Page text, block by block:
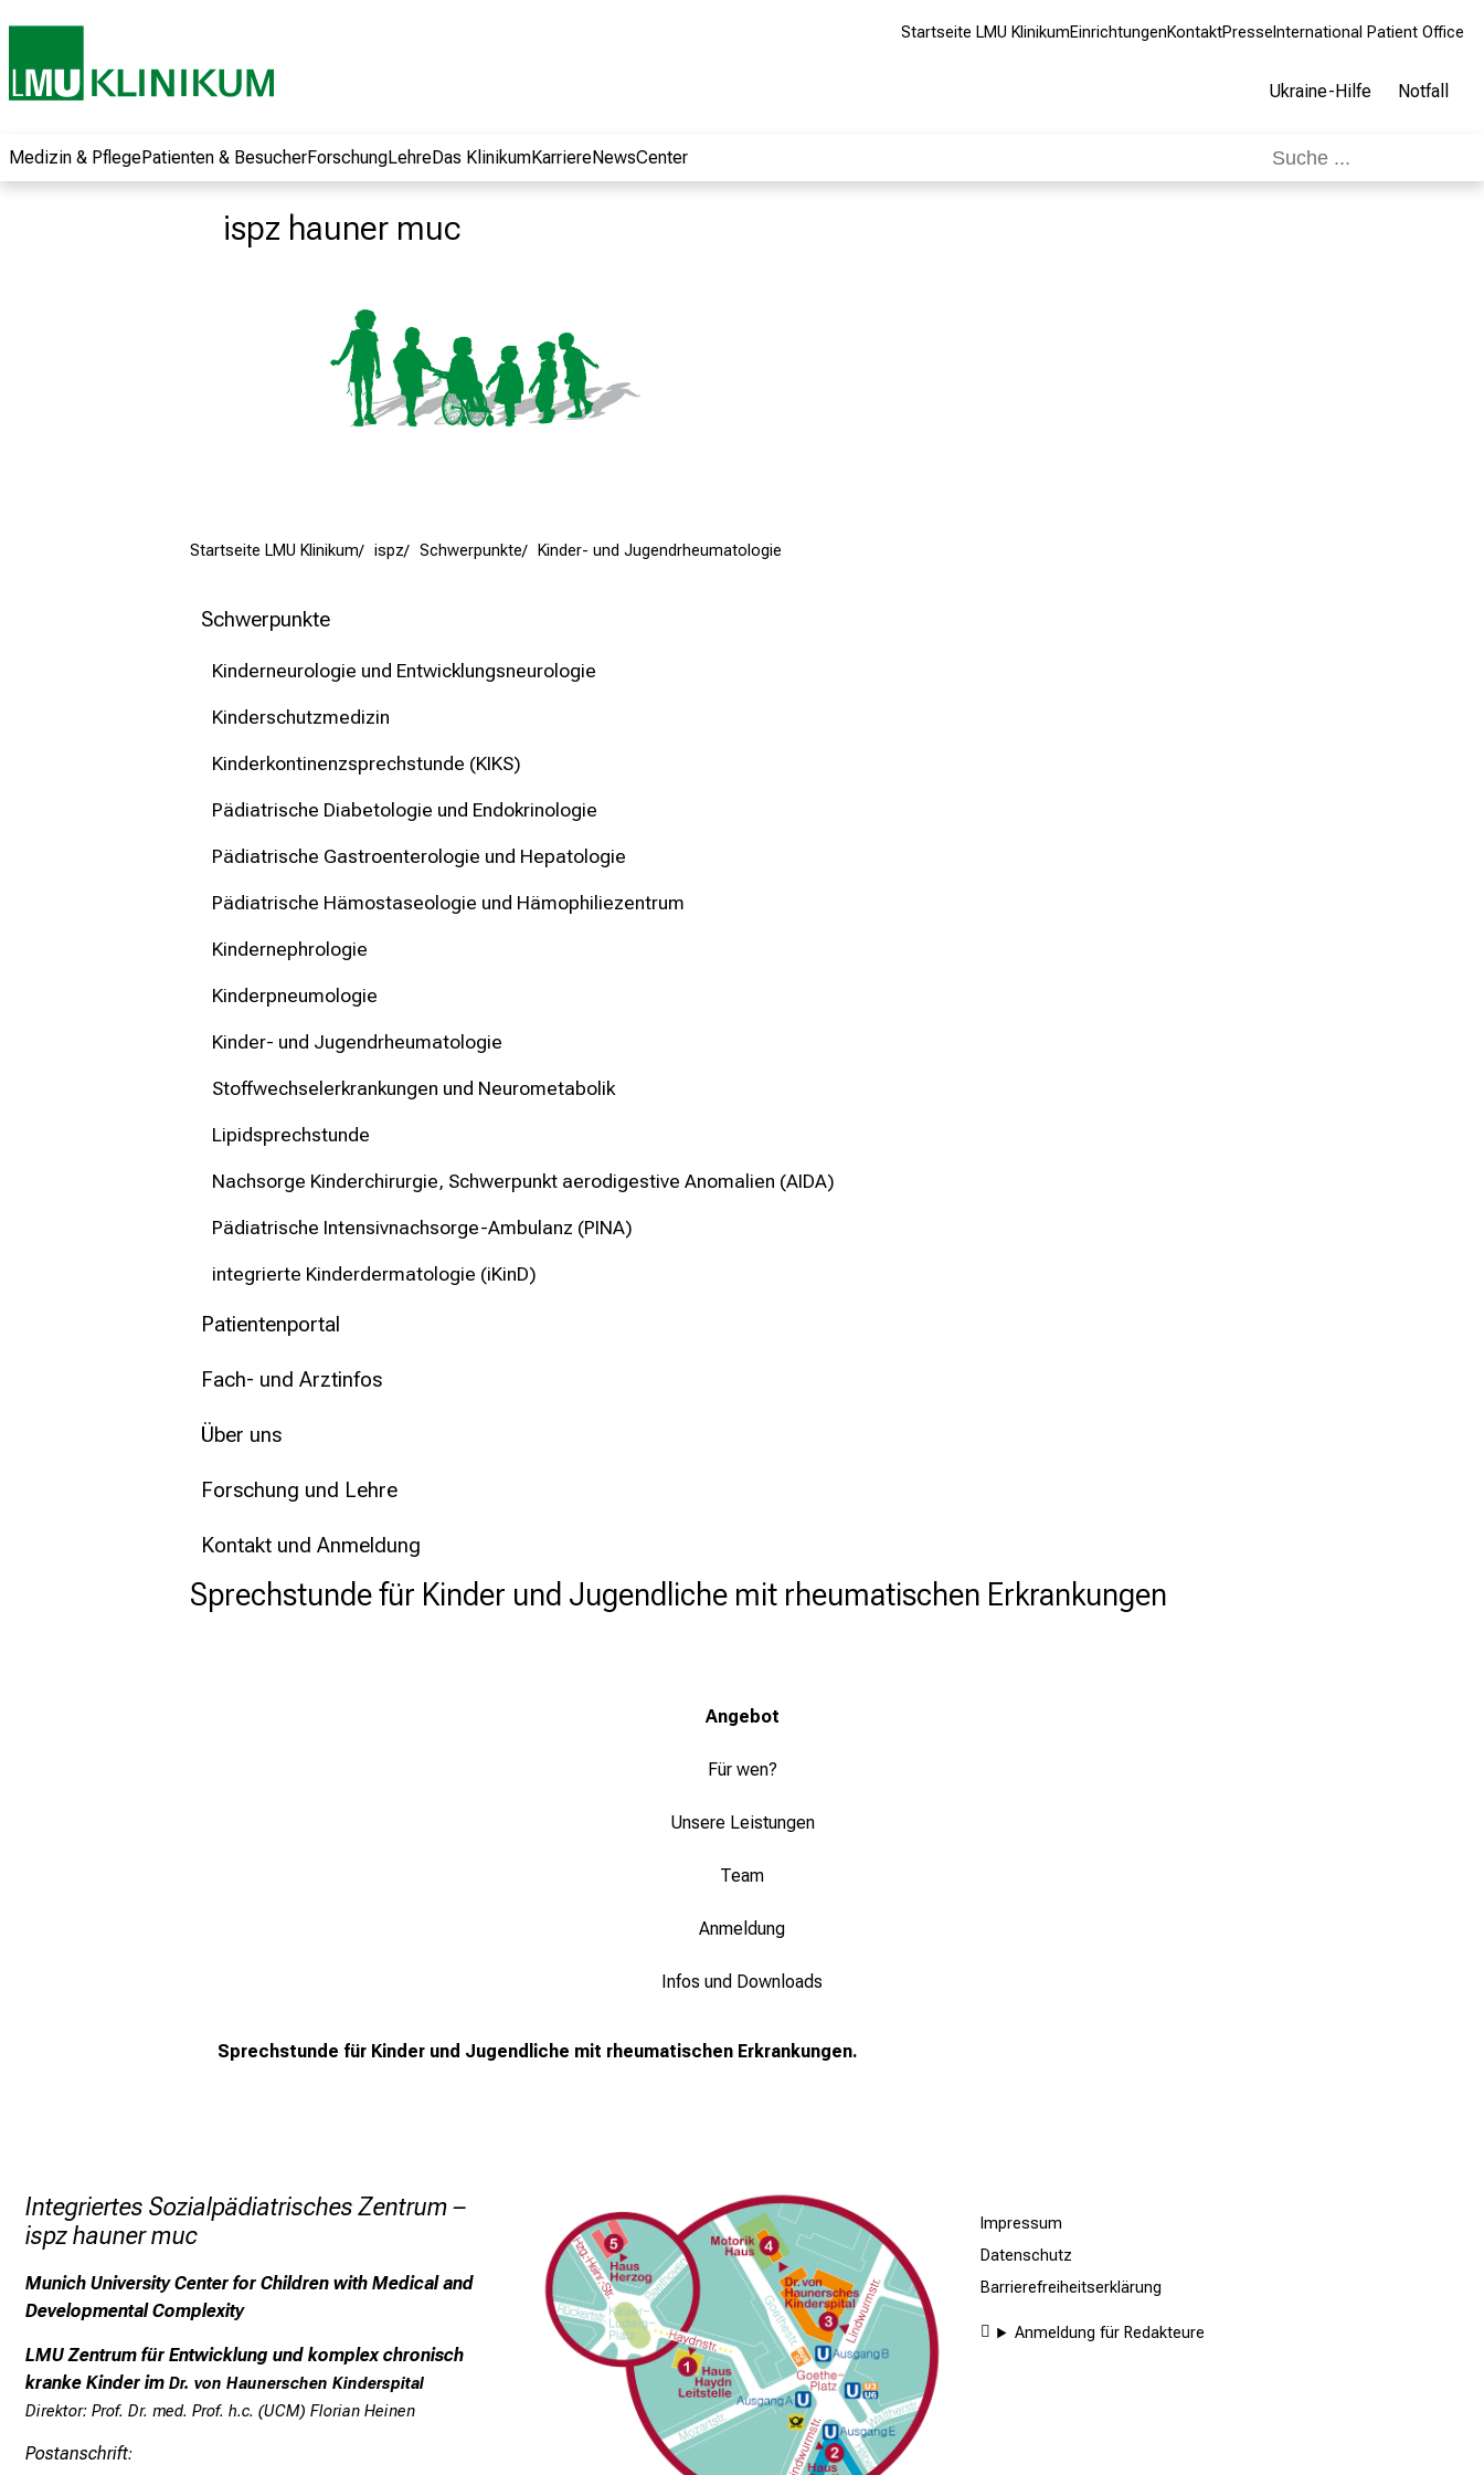
Startseite LMU KlinikumEinrichtungenKontaktPresse International Patient Office
Ukraine-Hilfe Notfall
Medizin & PflegePatienten & BesucherForschungLehreDas KlinikumKarriereNewsCenter
ispz hauner muc
Startseite LMU Klinikum ispz Schwerpunkte Kinder- und Jugendrheumatologie
Schwerpunkte
Kinderneurologie und Entwicklungsneurologie
Kinderschutzmedizin
Kinderkontinenzsprechstunde (KIKS)
Pädiatrische Diabetologie und Endokrinologie
Pädiatrische Gastroenterologie und Hepatologie
Pädiatrische Hämostaseologie und Hämophiliezentrum
Kindernephrologie
Kinderpneumologie
Kinder- und Jugendrheumatologie
Stoffwechselerkrankungen und Neurometabolik
Lipidsprechstunde
Nachsorge Kinderchirurgie, Schwerpunkt aerodigestive Anomalien (AIDA)
Pädiatrische Intensivnachsorge-Ambulanz (PINA)
integrierte Kinderdermatologie (iKinD)
Patientenportal
Fach- und Arztinfos
Über uns
Forschung und Lehre
Kontakt und Anmeldung
Sprechstunde für Kinder und Jugendliche mit rheumatischen Erkrankungen
Angebot
Für wen?
Unsere Leistungen
Team
Anmeldung
Infos und Downloads
Sprechstunde für Kinder und Jugendliche mit rheumatischen Erkrankungen.
Informationen zu
Jobs, Ausbildungen
Weiterbildungen.
Kommen Sie
Integriertes Sozialpädiatrisches Zentrum –
ispz hauner muc
Munich University Center for Children with Medical and
Developmental Complexity
LMU Zentrum für Entwicklung und komplex chronisch
kranke Kinder im Dr. von Haunerschen Kinderspital
Direktor: Prof. Dr. med. Prof. h.c. (UCM) Florian Heinen
Postanschrift:
Impressum
Datenschutz
Barrierefreiheitserklärung
Anmeldung für Redakteure